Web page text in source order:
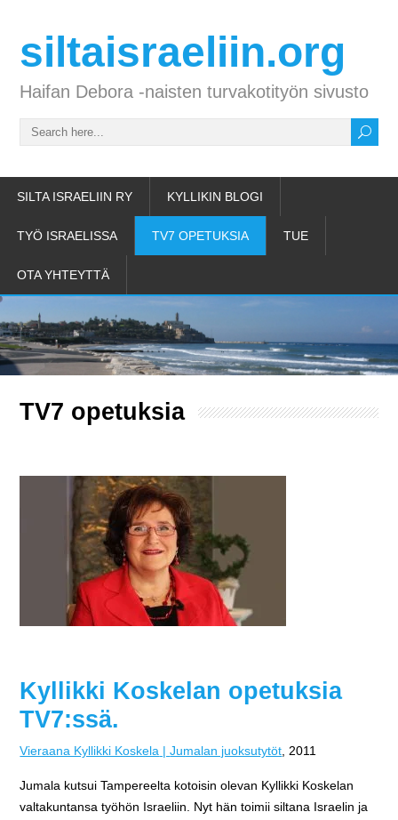
siltaisraeliin.org
Haifan Debora -naisten turvakotityön sivusto
SILTA ISRAELIIN RY KYLLIKIN BLOGI
TYÖ ISRAELISSA TV7 OPETUKSIA TUE
OTA YHTEYTTÄ
TV7 opetuksia
Kyllikki Koskelan opetuksia
TV7:ssä.
Vieraana Kyllikki Koskela |Jumalan juoksutytöt, 2011
Jumala kutsui Tampereelta kotoisin olevan Kyllikki Koskelan
valtakuntansa työhön Israeliin. Nyt hän toimii siltana Israelin ja